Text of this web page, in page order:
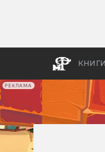
РЕКЛАМА
КНИГИ